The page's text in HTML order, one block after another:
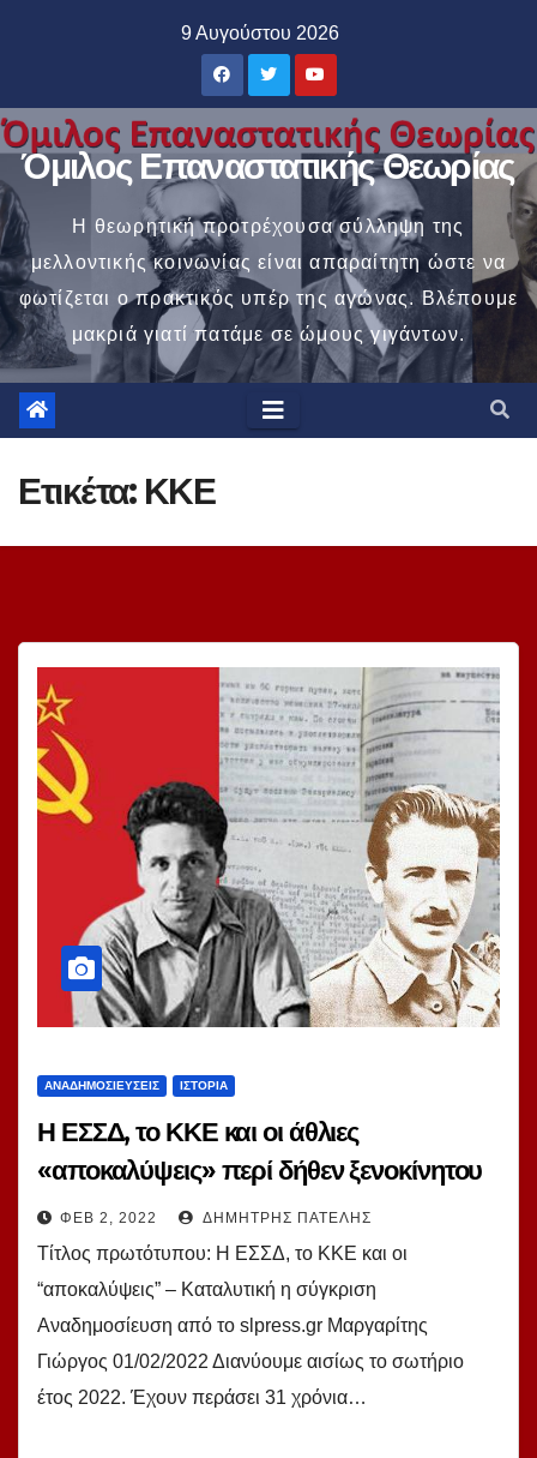
9 Αυγούστου 2026
Όμιλος Επαναστατικής Θεωρίας
Η θεωρητική προτρέχουσα σύλληψη της
μελλοντικής κοινωνίας είναι απαραίτητη ώστε να
φωτίζεται ο πρακτικός υπέρ της αγώνας. Βλέπουμε
μακριά γιατί πατάμε σε ώμους γιγάντων.
Ετικέτα: ΚΚΕ
ΑΝΑΔΗΜΟΣΙΕΎΣΕΙΣ ΙΣΤΟΡΊΑ
Η ΕΣΣΔ, το ΚΚΕ και οι άθλιες
«αποκαλύψεις» περί δήθεν ξενοκίνητου
ΔΣΕ – Καταλυτική η σύγκριση. Του Γ.
Μαργαρίτη
ΦΕΒ 2, 2022 ΔΗΜΉΤΡΗΣ ΠΑΤΈΛΗΣ
Τίτλος πρωτότυπου: Η ΕΣΣΔ, το ΚΚΕ και οι
“αποκαλύψεις” – Καταλυτική η σύγκριση
Αναδημοσίευση από το slpress.gr Μαργαρίτης
Γιώργος 01/02/2022 Διανύουμε αισίως το σωτήριο
έτος 2022. Έχουν περάσει 31 χρόνια…